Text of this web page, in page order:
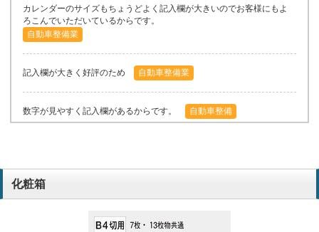
カレンダーのサイズもちょうどよく記入欄が大きいのでお客様にもよ
ろこんでいただいているからです。
自動車整備業
記入欄が大きく好評のため 自動車整備業
数字が見やすく記入欄があるからです。 自動車整備
品揃いが豊富。購入時の対応が親切。
建設業
化粧箱